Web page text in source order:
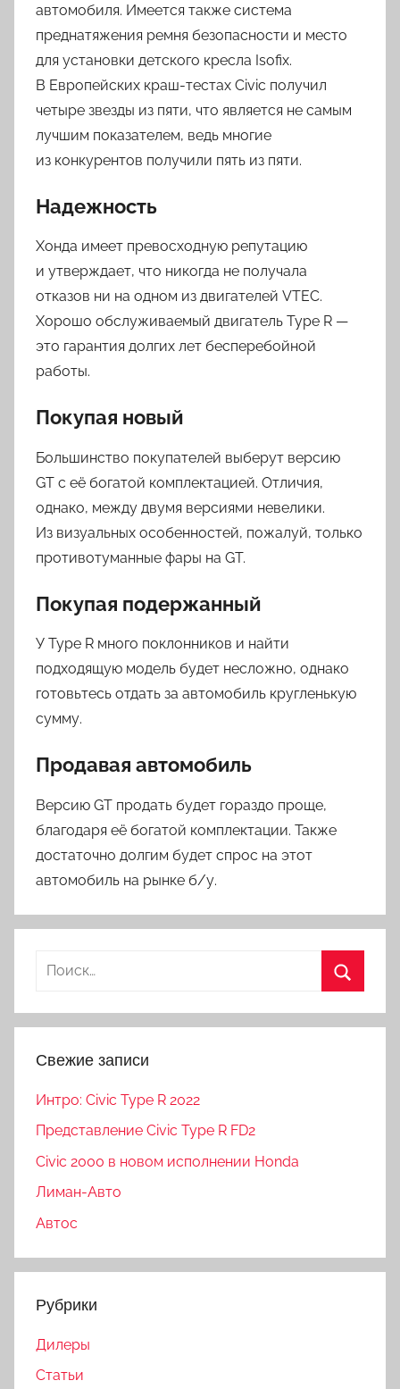
автомобиля. Имеется также система
преднатяжения ремня безопасности и место
для установки детского кресла Isofix.
В Европейских краш-тестах Civic получил
четыре звезды из пяти, что является не самым
лучшим показателем, ведь многие
из конкурентов получили пять из пяти.
Надежность
Хонда имеет превосходную репутацию
и утверждает, что никогда не получала
отказов ни на одном из двигателей VTEC.
Хорошо обслуживаемый двигатель Type R —
это гарантия долгих лет бесперебойной
работы.
Покупая новый
Большинство покупателей выберут версию
GT с её богатой комплектацией. Отличия,
однако, между двумя версиями невелики.
Из визуальных особенностей, пожалуй, только
противотуманные фары на GT.
Покупая подержанный
У Type R много поклонников и найти
подходящую модель будет несложно, однако
готовьтесь отдать за автомобиль кругленькую
сумму.
Продавая автомобиль
Версию GT продать будет гораздо проще,
благодаря её богатой комплектации. Также
достаточно долгим будет спрос на этот
автомобиль на рынке б/у.
Свежие записи
Интро: Civic Type R 2022
Представление Civic Type R FD2
Civic 2000 в новом исполнении Honda
Лиман-Авто
Автос
Рубрики
Дилеры
Статьи